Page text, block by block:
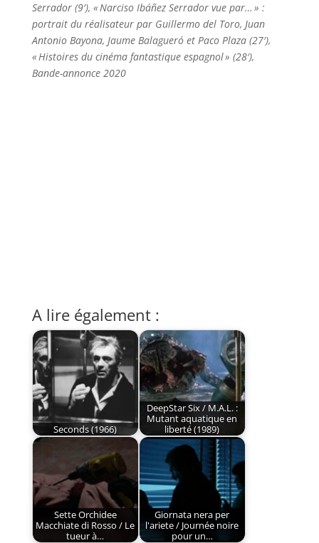
Serrador (9′), « Narciso Ibáñez Serrador vue par… » :
portrait du réalisateur par Guillermo del Toro, Juan
Antonio Bayona, Jaume Balagueró et Paco Plaza (27′),
« Histoires du cinéma fantastique espagnol » (28′),
Bande-annonce 2020
A lire également :
Seconds (1966)
DeepStar Six / M.A.L. :
Mutant aquatique en
liberté (1989)
Sette Orchidee
Macchiate di Rosso / Le
tueur à…
Giornata nera per
l'ariete / Journée noire
pour un…